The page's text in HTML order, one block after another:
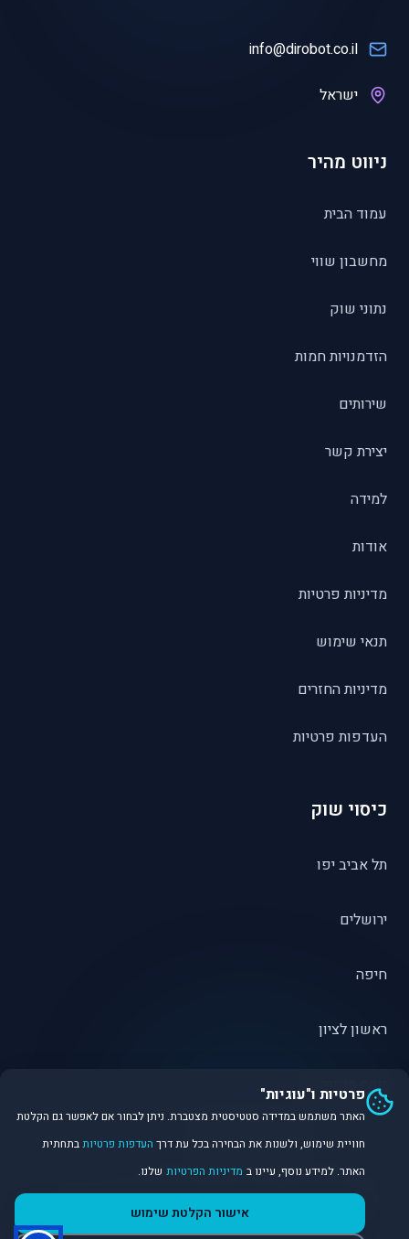
info@dirobot.co.il
ישראל
ניווט מהיר
עמוד הבית
מחשבון שווי
נתוני שוק
הזדמנויות חמות
שירותים
יצירת קשר
למידה
אודות
מדיניות פרטיות
תנאי שימוש
מדיניות החזרים
העדפות פרטיות
כיסוי שוק
תל אביב יפו
ירושלים
חיפה
ראשון לציון
פתח תקווה
©
פלטפורמת נתונים ובינה מלאכותית לניתוח שוק הנדל״ן.
פרטיות ו"עוגיות"
האתר משתמש במדידה סטטיסטית מצטברת. ניתן לבחור אם לאפשר גם הקלטת
חוויית שימוש, ולשנות את הבחירה בכל עת דרך העדפות פרטיותבתחתית
האתר. למידע נוסף, עיינו ב מדיניות הפרטיות שלנו.
אישור הקלטת שימוש